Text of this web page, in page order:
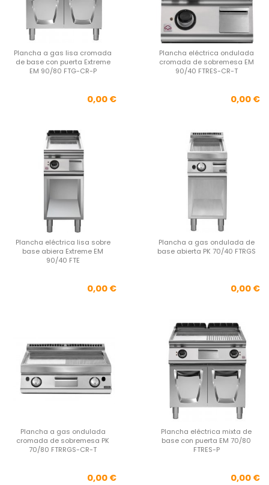
Plancha a gas lisa cromada
de base con puerta Extreme
EM 90/80 FTG-CR-P
Precio
0,00 €
Plancha eléctrica ondulada
cromada de sobremesa EM
90/40 FTRES-CR-T
0,00 €
Plancha eléctrica lisa sobre
base abiera Extreme EM
90/40 FTE
Precio
0,00 €
Plancha a gas ondulada de
base abierta PK 70/40 FTRGS
0,00 €
Plancha a gas ondulada
cromada de sobremesa PK
70/80 FTRRGS-CR-T
Precio
0,00 €
Plancha eléctrica mixta de
base con puerta EM 70/80
FTRES-P
0,00 €